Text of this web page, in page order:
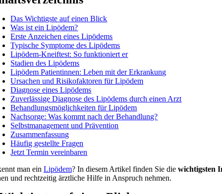
Das Wichtigste auf einen Blick
Was ist ein Lipödem?
Erste Anzeichen eines Lipödems
Typische Symptome des Lipödems
Lipödem-Kneiftest: So funktioniert er
Stadien des Lipödems
Lipödem Patientinnen: Leben mit der Erkrankung
Ursachen und Risikofaktoren für Lipödem
Diagnose eines Lipödems
Zuverlässige Diagnose des Lipödems durch einen Arzt
Behandlungsmöglichkeiten für Lipödem
Nachsorge: Was kommt nach der Behandlung?
Selbstmanagement und Prävention
Zusammenfassung
Häufig gestellte Fragen
Jetzt Termin vereinbaren
man ein Lipödem? In diesem Artikel finden Sie die wichtigsten
und rechtzeitig ärztliche Hilfe in Anspruch nehmen.